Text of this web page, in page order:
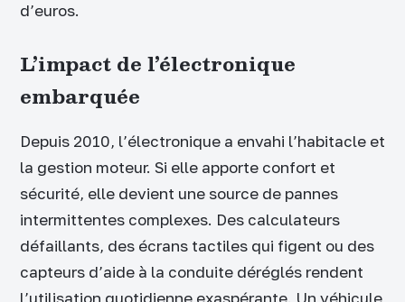
d’euros.
L’impact de l’électronique
embarquée
Depuis 2010, l’électronique a envahi l’habitacle et
la gestion moteur. Si elle apporte confort et
sécurité, elle devient une source de pannes
intermittentes complexes. Des calculateurs
défaillants, des écrans tactiles qui figent ou des
capteurs d’aide à la conduite déréglés rendent